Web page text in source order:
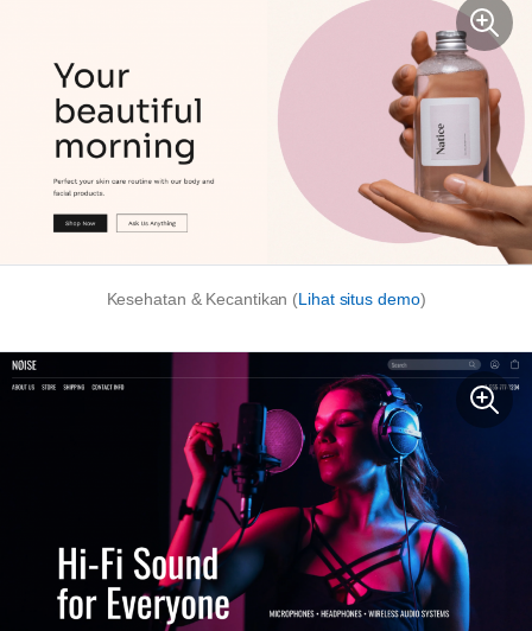
Kesehatan & Kecantikan (Lihat situs demo)